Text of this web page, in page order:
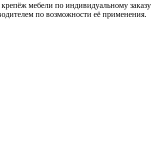
мебели по индивидуальному заказу
по возможности её применения.